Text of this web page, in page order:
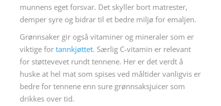
munnens eget forsvar. Det skyller bort matrester,
demper syre og bidrar til et bedre miljø for emaljen.
Grønnsaker gir også vitaminer og mineraler som er
viktige fortannkjøttet. Særlig C-vitamin er relevant
for støttevevet rundt tennene. Her er det verdt å
huske at hel mat som spises ved måltider vanligvis er
bedre for tennene enn sure grønnsaksjuicer som
drikkes over tid.